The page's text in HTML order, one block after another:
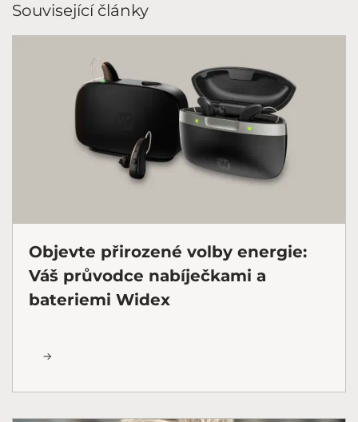
Související články
Objevte přirozené volby energie:
Váš průvodce nabíječkami a
bateriemi Widex